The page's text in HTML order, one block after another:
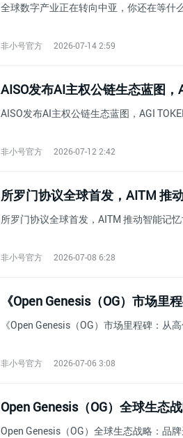
全球数字产业正在转向中亚，你还在等什
非小号官方 2026-07-14 2:59
AISO发布AI主权公链生态蓝图
AISO发布AI主权公链生态蓝图，AGI
非小号官方 2026-07-12 2:42
所罗门协议全球首发，AITM 推
所罗门协议全球首发，AITM 推动智能记
非小号官方 2026-07-08 6:28
《Open Genesis（OG）市场里程碑：从
非小号官方 2026-07-06 3:08
Open Genesis（OG）全球生态
Open Genesis（OG）全球生态战略：品